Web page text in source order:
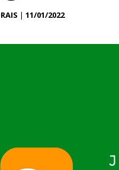
| 11/01/2022